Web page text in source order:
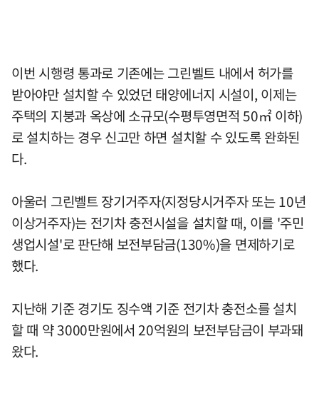
이번 시행령 통과로 기존에는 그린벨트 내에서 허가를
받아야만 설치할 수 있었던 태양에너지 시설이, 이제는
주택의 지붕과 옥상에 소규모(수평투영면적 50㎡ 이하)
로 설치하는 경우 신고만 하면 설치할 수 있도록 완화된
다.
아울러 그린벨트 장기거주자(지정당시거주자 또는 10년
이상거주자)는 전기차 충전시설을 설치할 때, 이를 '주민
생업시설'로 판단해 보전부담금(130%)을 면제하기로
했다.
지난해 기준 경기도 징수액 기준 전기차 충전소를 설치
할 때 약 3000만원에서 20억원의 보전부담금이 부과돼
왔다.